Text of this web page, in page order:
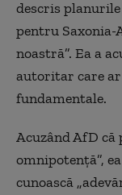
descris
pentru
noastră”. Ea a
autoritar care
fundamentale.
Acuzând AfD că
omnipotență”,
cunoască